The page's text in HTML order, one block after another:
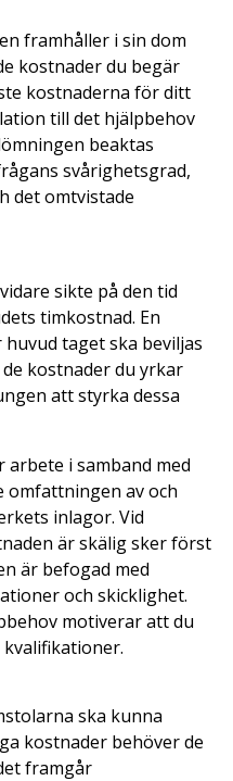
framhåller i sin dom
kostnader du begär
kostnaderna för ditt
till det hjälpbehov
beaktas
svårighetsgrad,
det omtvistade
sikte på den tid
timkostnad. En
taget ska beviljas
kostnader du yrkar
att styrka dessa
i samband med
omfattningen av och
inlagor. Vid
är skälig sker först
är befogad med
och skicklighet.
motiverar att du
ska kunna
kostnader behöver de
framgår